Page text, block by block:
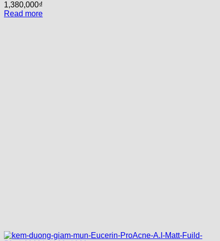
1,380,000₫
Read more